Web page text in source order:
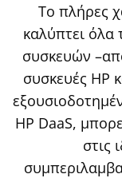
Το πλήρες
καλύπτει όλα
συσκευών
συσκευές HP
HP DaaS,
στις